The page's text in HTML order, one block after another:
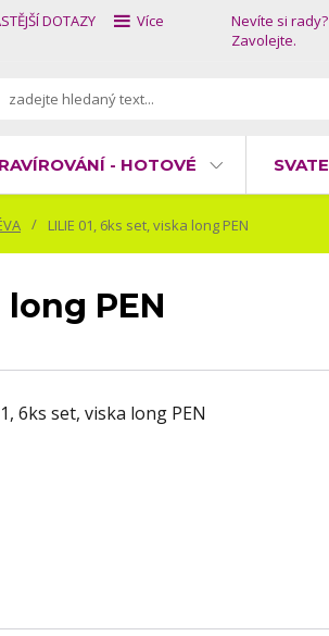
DOTAZY Více
Nevíte si rady?
Zavolejte.
- HOTOVÉ
LILIE 01, 6ks set, viska long PEN
long PEN